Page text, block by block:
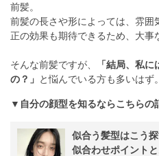
前髪。
前髪の長さや形によっては、雰
正の効果も期待できるため、大事
そんな前髪ですが、
「結局、私
の？」 と悩んでいる方も多いはず。
▼自分の顔型を知るならこちらの
似合う髪型はこう
似合わせポイント